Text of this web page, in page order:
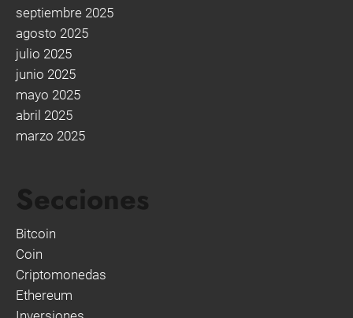
septiembre 2025
agosto 2025
julio 2025
junio 2025
mayo 2025
abril 2025
marzo 2025
Secciones
Bitcoin
Coin
Criptomonedas
Ethereum